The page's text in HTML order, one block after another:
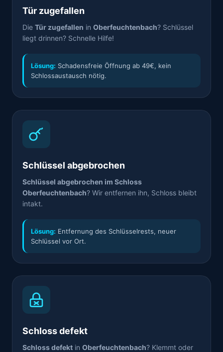
Tür zugefallen
Die Tür zugefallen in Oberfeuchtenbach? Schlüssel
liegt drinnen? Schnelle Hilfe!
Lösung: Schadensfreie Öffnung ab 49€, kein
Schlossaustausch nötig.
Schlüssel abgebrochen
Schlüssel abgebrochen im Schloss
Oberfeuchtenbach? Wir entfernen ihn, Schloss bleibt
intakt.
Lösung: Entfernung des Schlüsselrests, neuer
Schlüssel vor Ort.
Schloss defekt
Schloss defekt in Oberfeuchtenbach? Klemmt oder